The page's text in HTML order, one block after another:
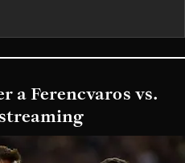
a Ferencvaros vs.